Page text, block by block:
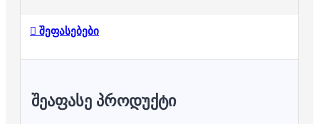
შეფასებები
ᲨᲔᲐᲤᲐᲡᲔ ᲞᲠᲝᲓᲣᲥᲢᲘ